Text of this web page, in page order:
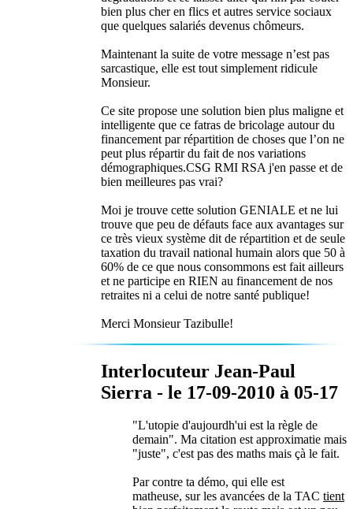
bien plus cher en flics et autres service sociaux
que quelques salariés devenus chômeurs.
Maintenant la suite de votre message n’est pas
sarcastique, elle est tout simplement ridicule
Monsieur.
Ce site propose une solution bien plus maligne et
intelligente que ce fatras de bricolage autour du
financement par répartition de choses que l’on ne
peut plus répartir du fait de nos variations
démographiques.CSG RMI RSA j'en passe et de
bien meilleures pas vrai?
Moi je trouve cette solution GENIALE et ne lui
trouve que peu de défauts face aux avantages sur
ce très vieux système dit de répartition et de seule
taxation du travail national humain alors que 50 à
60% de ce que nous consommons est fait ailleurs
et ne participe en RIEN au financement de nos
retraites ni a celui de notre santé publique!
Merci Monsieur Tazibulle!
Interlocuteur Jean-Paul
Sierra - le 17-09-2010 à 05-17
"L'utopie d'aujourdh'ui est la règle de
demain". Ma citation est approximatie mais
"juste", c'est pas des maths mais çà le fait.
Par contre ta démo, qui elle est
matheuse, sur les avancées de la TAC tient